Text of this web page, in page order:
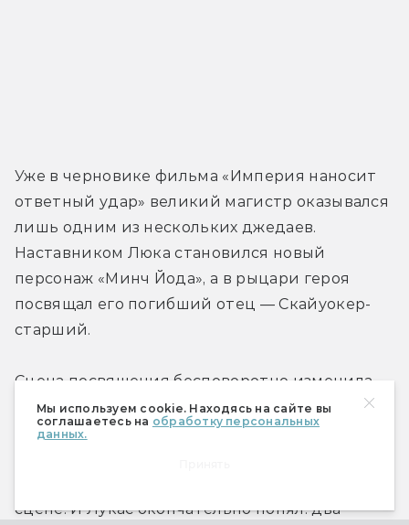
Мы используем cookie. Находясь на сайте вы
соглашаетесь на обработку персональных
данных.
Уже в черновике фильма «Империя наносит
ответный удар» великий магистр оказывался
лишь одним из нескольких джедаев.
Наставником Люка становился новый
персонаж «Минч Йода», а в рыцари героя
посвящал его погибший отец — Скайуокер-
старший.
Сцена посвящения бесповоротно изменила
всю историю «Звёздных войн». В своё время
персонаж Бена Кеноби родился из двух
сцене. И Лукас окончательно понял: два